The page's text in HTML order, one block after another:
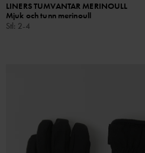
LINERS TUMVANTAR MERINOULL
Mjuk och tunn merinoull
Stl: 2-4